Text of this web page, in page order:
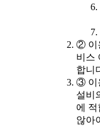
② 이
비스
합니
③ 이
설비
에 적
않아